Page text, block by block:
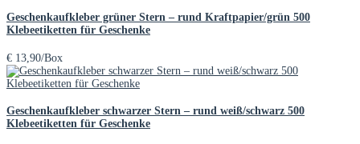
Geschenkaufkleber grüner Stern – rund Kraftpapier/grün 500
Klebeetiketten für Geschenke
€ 13,90/Box
Geschenkaufkleber schwarzer Stern – rund weiß/schwarz 500
Klebeetiketten für Geschenke